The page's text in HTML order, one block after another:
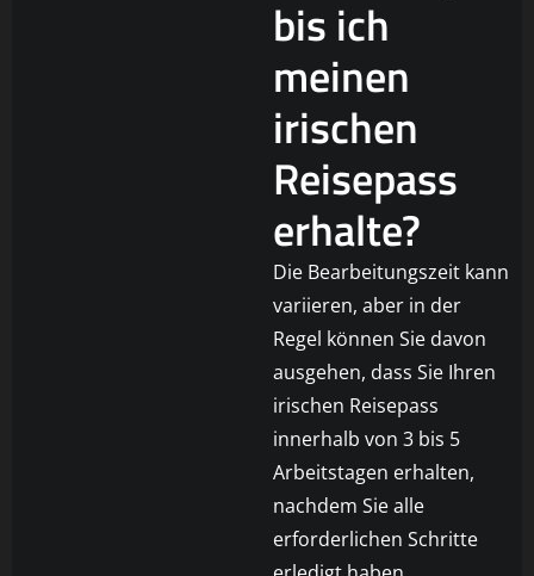
bis ich
meinen
irischen
Reisepass
erhalte?
Die Bearbeitungszeit kann
variieren, aber in der
Regel können Sie davon
ausgehen, dass Sie Ihren
irischen Reisepass
innerhalb von 3 bis 5
Arbeitstagen erhalten,
nachdem Sie alle
erforderlichen Schritte